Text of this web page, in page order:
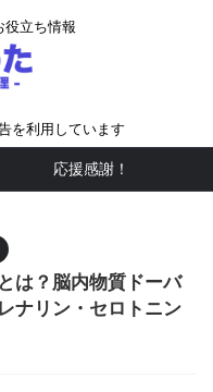
役立ち情報
を利用しています
応援感謝！
は？脳内物質ドーバ
ナリン・セロトニン